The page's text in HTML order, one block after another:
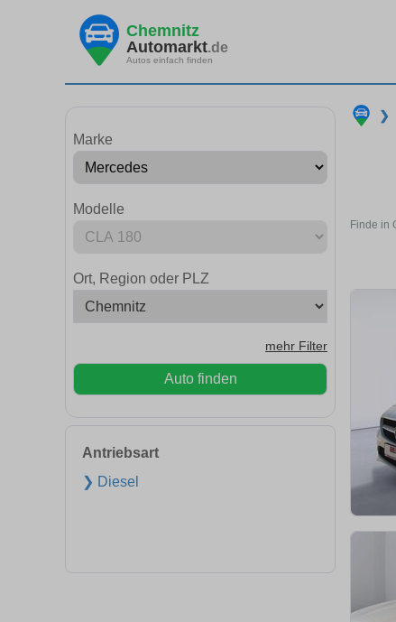
Chemnitz
Automarkt.de
Autos einfach finden
Marke
Modelle
Ort, Region oder PLZ
mehr Filter
Auto finden
Antriebsart
❯ Diesel
❯
Finde in